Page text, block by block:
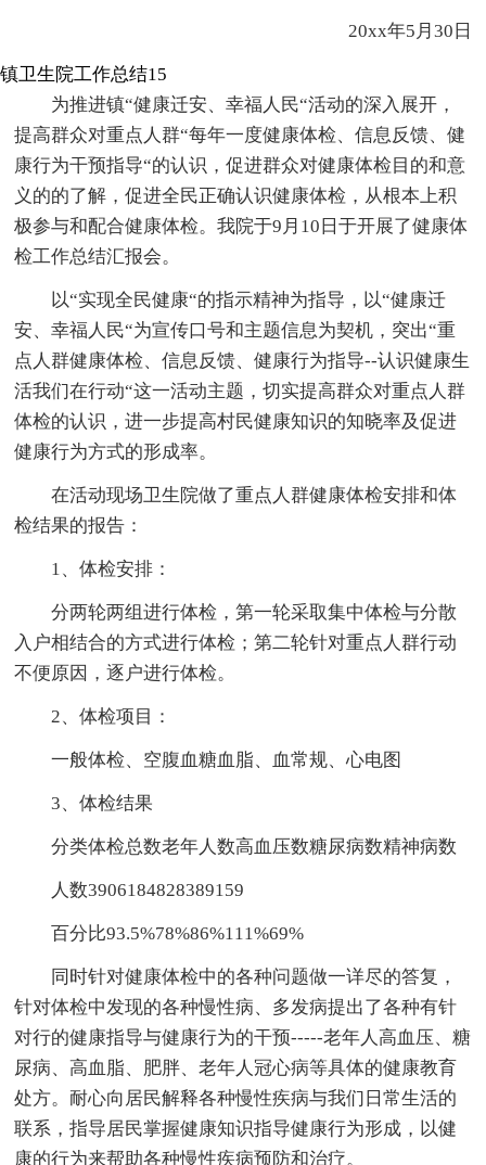
20xx年5月30日
镇卫生院工作总结15
为推进镇“健康迁安、幸福人民“活动的深入展开，
提高群众对重点人群“每年一度健康体检、信息反馈、健
康行为干预指导“的认识，促进群众对健康体检目的和意
义的的了解，促进全民正确认识健康体检，从根本上积
极参与和配合健康体检。我院于9月10日于开展了健康体
检工作总结汇报会。
以“实现全民健康“的指示精神为指导，以“健康迁
安、幸福人民“为宣传口号和主题信息为契机，突出“重
点人群健康体检、信息反馈、健康行为指导--认识健康生
活我们在行动“这一活动主题，切实提高群众对重点人群
体检的认识，进一步提高村民健康知识的知晓率及促进
健康行为方式的形成率。
在活动现场卫生院做了重点人群健康体检安排和体
检结果的报告：
1、体检安排：
分两轮两组进行体检，第一轮采取集中体检与分散
入户相结合的方式进行体检；第二轮针对重点人群行动
不便原因，逐户进行体检。
2、体检项目：
一般体检、空腹血糖血脂、血常规、心电图
3、体检结果
分类体检总数老年人数高血压数糖尿病数精神病数
人数3906184828389159
百分比93.5%78%86%111%69%
同时针对健康体检中的各种问题做一详尽的答复，
针对体检中发现的各种慢性病、多发病提出了各种有针
对行的健康指导与健康行为的干预-----老年人高血压、糖
尿病、高血脂、肥胖、老年人冠心病等具体的健康教育
处方。耐心向居民解释各种慢性疾病与我们日常生活的
联系，指导居民掌握健康知识指导健康行为形成，以健
康的行为来帮助各种慢性疾病预防和治疗。